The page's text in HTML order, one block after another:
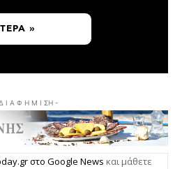
»
Ι Α Φ Η Μ Ι ΣΗ -
στο Google News και μάθετε